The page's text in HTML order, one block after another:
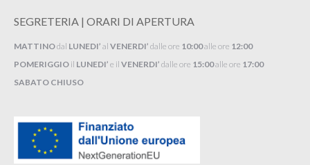
SEGRETERIA | ORARI DI APERTURA
MATTINOdal LUNEDI’ al VENERDI’ dalle ore 10:00alle ore 12:00
POMERIGGIO il LUNEDI’ e il VENERDI’ dalle ore 15:00alle ore 17:00
SABATO CHIUSO